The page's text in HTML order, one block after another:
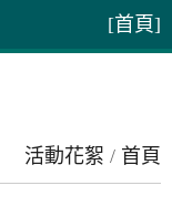
活動花絮 / 首頁
[首頁]